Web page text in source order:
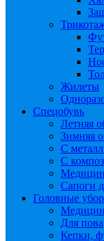
Жилеты
Спецобувь
Летняя
Зимняя
С
С
Сапоги
Головные
Для
Кепки,